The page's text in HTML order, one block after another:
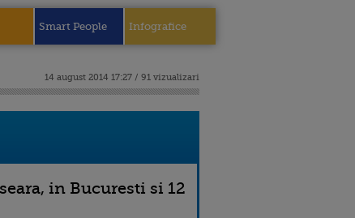
Smart People Infografice
14 august 2014 17:27 / 91 vizualizari
in Bucuresti si 12